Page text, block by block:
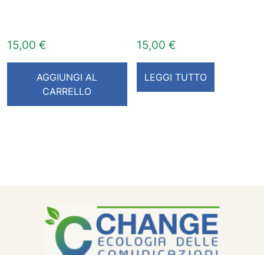
15,00 €
AGGIUNGI AL
CARRELLO
15,00€
LEGGI TUTTO